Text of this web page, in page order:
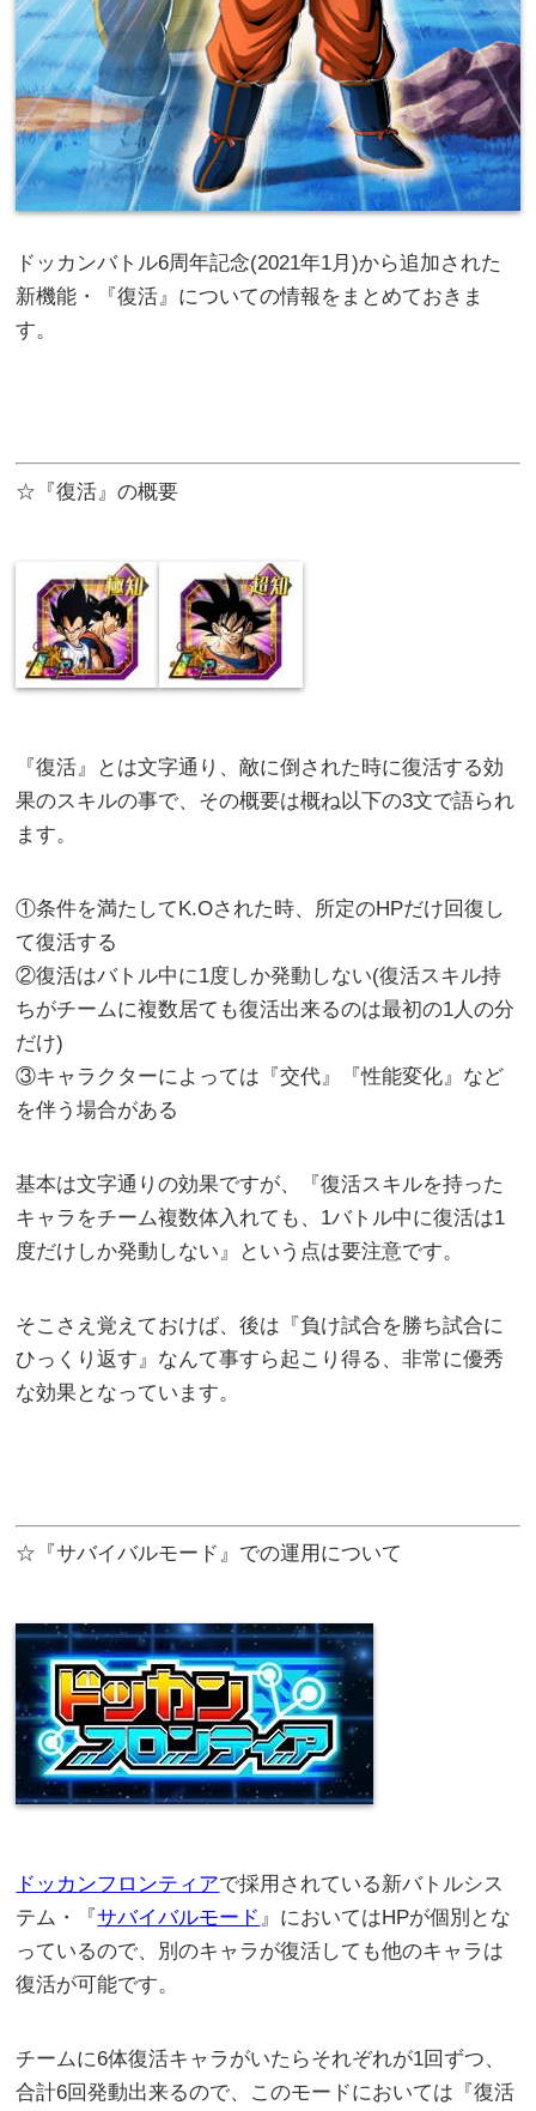
ドッカンバトル6周年記念(2021年1月)から追加された
新機能・『復活』についての情報をまとめておきま
す。
☆『復活』の概要
『復活』とは文字通り、敵に倒された時に復活する効
果のスキルの事で、その概要は概ね以下の3文で語られ
ます。
①条件を満たしてK.Oされた時、所定のHPだけ回復し
て復活する
②復活はバトル中に1度しか発動しない(復活スキル持
ちがチームに複数居ても復活出来るのは最初の1人の分
だけ)
③キャラクターによっては『交代』『性能変化』など
を伴う場合がある
基本は文字通りの効果ですが、『復活スキルを持った
キャラをチーム複数体入れても、1バトル中に復活は1
度だけしか発動しない』という点は要注意です。
そこさえ覚えておけば、後は『負け試合を勝ち試合に
ひっくり返す』なんて事すら起こり得る、非常に優秀
な効果となっています。
☆『サバイバルモード』での運用について
ドッカンフロンティアで採用されている新バトルシス
テム・『サバイバルモード 』においてはHPが個別とな
っているので、別のキャラが復活しても他のキャラは
復活が可能です。
チームに6体復活キャラがいたらそれぞれが1回ずつ、
合計6回発動出来るので、このモードにおいては『復活